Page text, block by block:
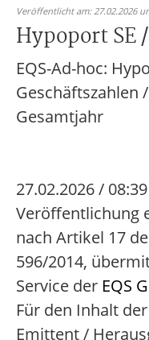
Veröffentlicht am: 27.02.2026
Hypoport SE
EQS-Ad-hoc:
Geschäftszahlen
Gesamtjahr
27.02.2026 / 08:39
Veröffentlichung
nach Artikel 17
596/2014,
Service der EQS
Für den Inhalt
Emittent /